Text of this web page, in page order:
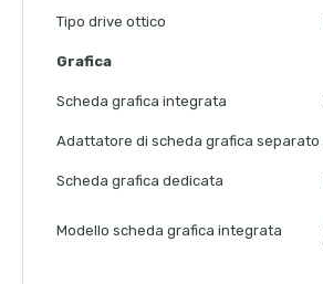
Tipo drive ottico
Grafica
Scheda grafica integrata
Adattatore di scheda grafica separato
Scheda grafica dedicata
Modello scheda grafica integrata